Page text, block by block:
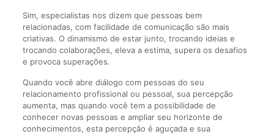
Sim, especialistas nos dizem que pessoas bem
relacionadas, com facilidade de comunicação são mais
criativas. O dinamismo de estar junto, trocando ideias e
trocando colaborações, eleva a estima, supera os desafios
e provoca superações.
Quando você abre diálogo com pessoas do seu
relacionamento profissional ou pessoal, sua percepção
aumenta, mas quando você tem a possibilidade de
conhecer novas pessoas e ampliar seu horizonte de
conhecimentos, esta percepção é aguçada e sua